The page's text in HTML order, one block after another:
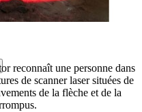
reconnaît une personne dans
de scanner laser situées de
de la flèche et de la